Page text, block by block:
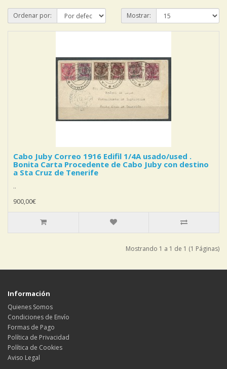
Ordenar por: Mostrar:
Cabo Juby Correo 1916 Edifil 1/4A usado/used .
Bonita Carta Procedente de Cabo Juby con destino
a Sta Cruz de Tenerife
..
900,00€
Mostrando 1 a 1 de 1 (1 Páginas)
Información
Quienes Somos
Condiciones de Envío
Formas de Pago
Política de Privacidad
Política de Cookies
Aviso Legal